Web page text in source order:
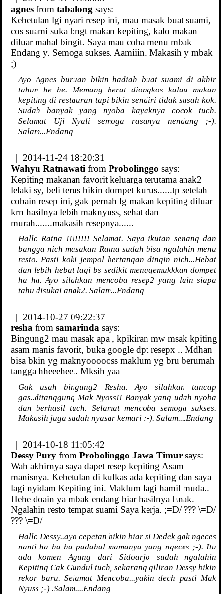
agnes from tabalong says:
Kebetulan lgi nyari resep ini, mau masak buat suami,
cos suami suka bngt makan kepiting, kalo makan
diluar mahal bingit. Saya mau coba menu mbak
Endang y. Semoga sukses. Aamiiin. Makasih y mbak
;)
Ayo Agnes buruan bikin hadiah buat suami di akhir
tahun he he. Memang berat diongkos kalau makan
kepiting di restauran tapi bikin sendiri tidak susah kok.
Sudah banyak yang nyoba kayaknya cocok tuch.
Selamat Uji Nyali semoga rasanya nendang ;-).
Salam...Endang
| 2014-11-24 18:20:31
Wahyu Ratnawati from Probolinggo says:
Kepiting makanan favorit keluarga terutama anak2
lelaki sy, beli terus bikin dompet kurus......tp setelah
cobain resep ini, gak pernah lg makan kepiting diluar
krn hasilnya lebih maknyuss, sehat dan
murah.......makasih resepnya......
Hallo Ratna !!!!!!!! Selamat. Saya ikutan senang dan
bangga nich masakan Ratna sudah bisa ngalahin menu
resto. Pasti koki jempol bertangan dingin nich...Hebat
dan lebih hebat lagi bs sedikit menggemukkkan dompet
ha ha. Ayo silahkan mencoba resep2 yang lain siapa
tahu disukai anak2. Salam...Endang
| 2014-10-27 09:22:37
resha from samarinda says:
Bingung2 mau masak apa , kpikiran mw msak kpiting
asam manis favorit, buka google dpt resepx .. Mdhan
bisa bkin yg maknyoooooss maklum yg bru berumah
tangga hheeehee.. Mksih yaa
Gak usah bingung2 Resha. Ayo silahkan tancap
gas..ditanggung Mak Nyoss!! Banyak yang udah nyoba
dan berhasil tuch. Selamat mencoba semoga sukses.
Makasih juga sudah nyasar kemari :-). Salam....Endang
| 2014-10-18 11:05:42
Dessy Pury from Probolinggo Jawa Timur says:
Wah akhirnya saya dapet resep kepiting Asam
manisnya. Kebetulan di kulkas ada kepiting dan saya
lagi nyidam Kepiting ini. Maklum lagi hamil muda..
Hehe doain ya mbak endang biar hasilnya Enak.
Ngalahin resto tempat suami Saya kerja. ;=D/ ??? \=D/
??? \=D/
Hallo Dessy..ayo cepetan bikin biar si Dedek gak ngeces
nanti ha ha ha padahal mamanya yang ngeces ;-). Itu
ada komen Agung dari Sidoarjo sudah ngalahin
Kepiting Cak Gundul tuch, sekarang giliran Dessy bikin
rekor baru. Selamat Mencoba...yakin dech pasti Mak
Nyuss ;-) .Salam....Endang